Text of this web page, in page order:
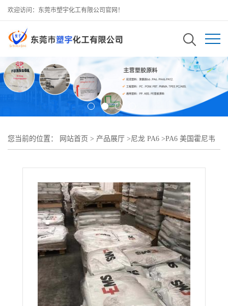
欢迎访问：东莞市塑宇化工有限公司官网！
您当前的位置： 网站首页 > 产品展厅 >尼龙 PA6 >PA6 美国霍尼韦